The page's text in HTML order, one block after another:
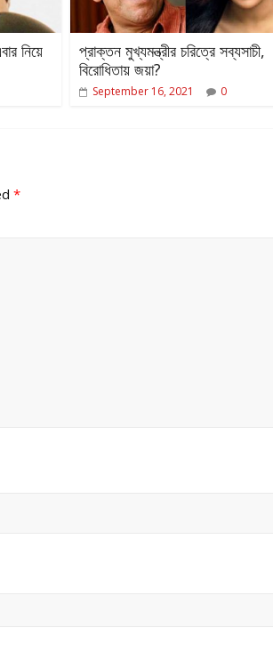
নিয়ে
প্রাক্তন মুখ্যমন্ত্রীর চরিত্রে সব্যসাচী,
বিরোধিতায় জয়া?
September 16, 2021 0
*